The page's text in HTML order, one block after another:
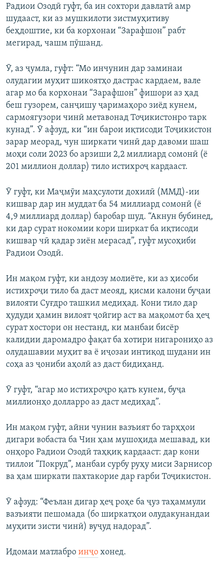
Радиои Озодӣ гуфт, ба ин сохтори давлатӣ амр
шудааст, ки аз мушкилоти зистмуҳитиву
беҳдоштие, ки ба корхонаи “Зарафшон” рабт
мегирад, чашм пӯшанд.
Ӯ, аз ҷумла, гуфт: “Мо инчунин дар заминаи
олудагии муҳит шикоятҳо дастрас кардаем, вале
агар мо ба корхонаи “Зарафшон” фишори аз ҳад
беш гузорем, санҷишу ҷаримаҳоро зиёд кунем,
сармоягузори чинӣ метавонад Тоҷикистонро тарк
кунад”. Ӯ афзуд, ки “ин барои иқтисоди Тоҷикистон
зарар меорад, чун ширкати чинӣ дар давоми шаш
моҳи соли 2023 бо арзиши 2,2 миллиард сомонӣ (ё
201 миллион доллар) тило истихроҷ кардааст.
Ӯ гуфт, ки Маҷмӯи маҳсулоти дохилӣ (ММД)-ии
кишвар дар ин муддат ба 54 миллиард сомонӣ (ё
4,9 миллиард доллар) баробар шуд. “Акнун бубинед,
ки дар сурат нокомии кори ширкат ба иқтисоди
кишвар чӣ қадар зиён мерасад”, гуфт мусоҳиби
Радиои Озодӣ.
Ин мақом гуфт, ки андозу молиёте, ки аз ҳисоби
истихроҷи тило ба даст меояд, қисми калони буҷаи
вилояти Суғдро ташкил медиҳад. Кони тило дар
ҳудуди ҳамин вилоят ҷойгир аст ва мақомот ба ҳеҷ
сурат хостори он нестанд, ки манбаи бисёр
калидии даромадро фақат ба хотири нигарониҳо аз
олудашавии муҳит ва ё иҷозаи интиқод шудани ин
соҳа аз ҷониби аҳолӣ аз даст бидиҳанд.
Ӯ гуфт, “агар мо истихроҷро қатъ кунем, буҷа
миллионҳо долларро аз даст медиҳад”.
Ин мақом гуфт, айни чунин вазъият бо тарҳҳои
дигари вобаста ба Чин ҳам мушоҳида мешавад, ки
онҳоро Радиои Озодӣ таҳқиқ кардааст: дар кони
тиллои “Покруд”, манбаи сурбу руҳу миси Зарнисор
ва ҳам ширкати пахтакорие дар ғарби Тоҷикистон.
Ӯ афзуд: “Феълан дигар ҳеҷ роҳе ба ҷуз таҳаммули
вазъияти пешомада (бо ширкатҳои олудакунандаи
муҳити зисти чинӣ) вуҷуд надорад”.
Идомаи матлабро инҷо хонед.